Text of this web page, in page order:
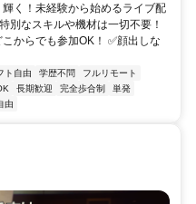
く！未経験から始めるライブ配
別なスキルや機材は一切不要！
からでも参加OK！ ✅顔出しな
ト自由 学歴不問
フルリモート
長期歓迎 完全歩合制
単発
由